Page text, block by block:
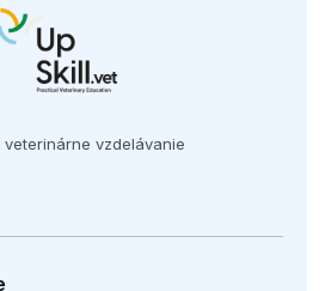
veterinárne vzdelávanie